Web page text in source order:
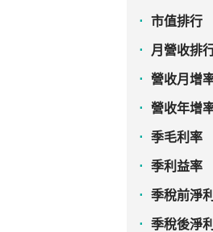
市值排行
月營收排
營收月增
營收年增
季毛利率
季利益率
季稅前淨
季稅後淨